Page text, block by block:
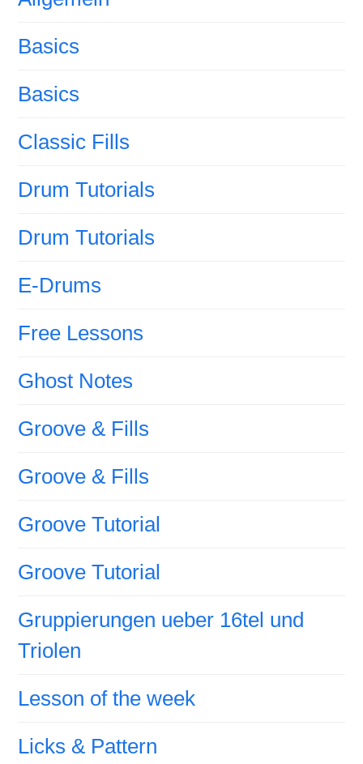
Basics
Basics
Classic Fills
Drum Tutorials
Drum Tutorials
E-Drums
Free Lessons
Ghost Notes
Groove & Fills
Groove & Fills
Groove Tutorial
Groove Tutorial
Gruppierungen ueber 16tel und
Triolen
Lesson of the week
Licks & Pattern